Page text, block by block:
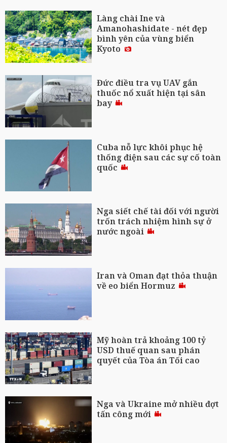
Làng chài Ine và
Amanohashidate - nét đẹp
bình yên của vùng biển
Kyoto
Đức điều tra vụ UAV gắn
thuốc nổ xuất hiện tại sân
bay
Cuba nỗ lực khôi phục hệ
thống điện sau các sự cố toàn
quốc
Nga siết chế tài đối với người
trốn trách nhiệm hình sự ở
nước ngoài
Iran và Oman đạt thỏa thuận
về eo biển Hormuz
Mỹ hoàn trả khoảng 100 tỷ
USD thuế quan sau phán
quyết của Tòa án Tối cao
Nga và Ukraine mở nhiều đợt
tấn công mới